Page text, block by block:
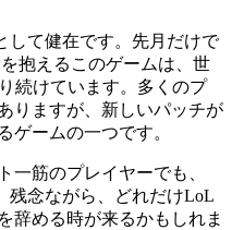
して健在です。先月だけで
抱えるこのゲームは、世
続けています。多くのプ
りますが、新しいパッチが
ゲームの一つです。
一筋のプレイヤーでも、
残念ながら、どれだけLoL
辞める時が来るかもしれま